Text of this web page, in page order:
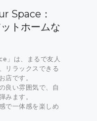
Space：
トホームな
」は、まるで友人
リラックスできる
店です。
良い雰囲気で、自
みます。
で一体感を楽しめ